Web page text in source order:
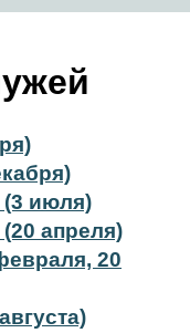
июля)
апреля)
20